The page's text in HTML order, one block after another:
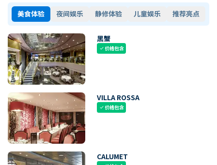
美食体验 夜间娱乐 静修体验 儿童娱乐 推荐亮点
黑蟹
check价格包含
VILLA ROSSA
check价格包含
CALUMET